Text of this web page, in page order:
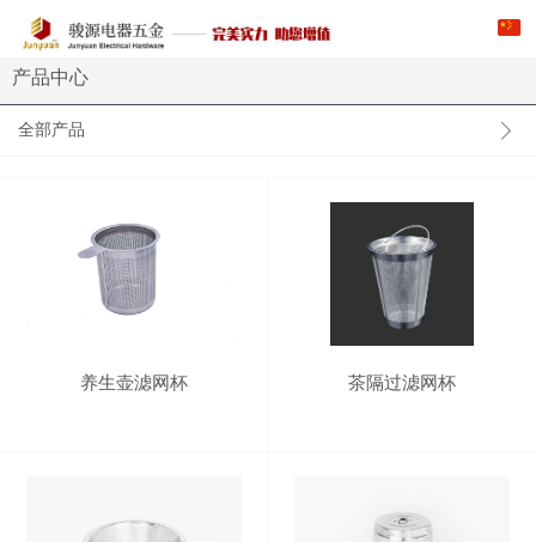
产品中心
全部产品
养生壶滤网杯 茶隔过滤网杯